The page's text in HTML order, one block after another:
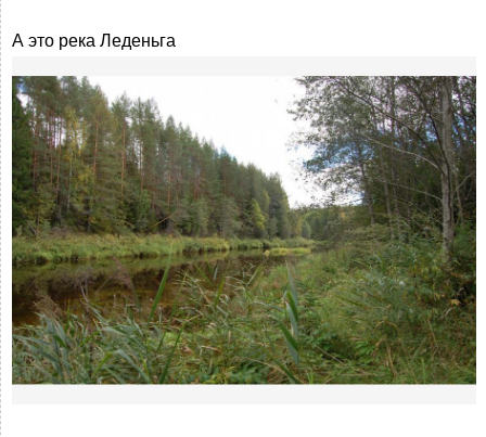
А это река Леденьга